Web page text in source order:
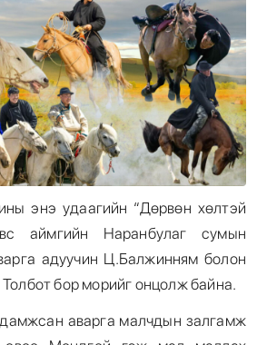
энэ удаагийн “Дөрвөн хөлтэй
аймгийн Наранбулаг сумын
адуучин Ц.Балжинням болон
Толбот бор морийг онцолж байна.
аварга малчдын залгамж